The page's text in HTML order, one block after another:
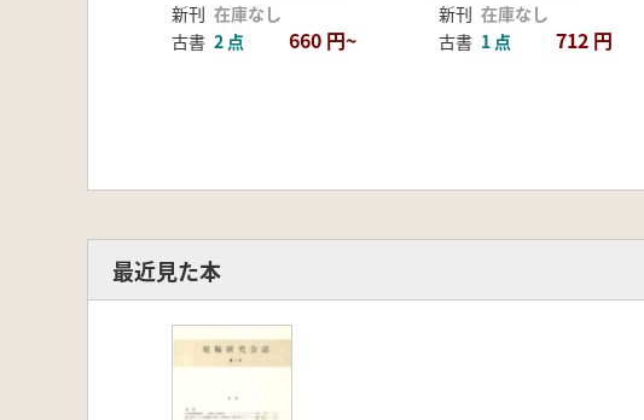
新刊 在庫なし
古書 2 点 660 円~
新刊 在庫なし
古書 1 点 712 円
最近見た本